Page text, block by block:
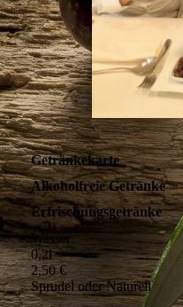
Getränkekarte
Alkoholfreie Getränke
Erfrischungsgetränke
Wasser
0,2l
2,50 €
Sprudel oder Naturell